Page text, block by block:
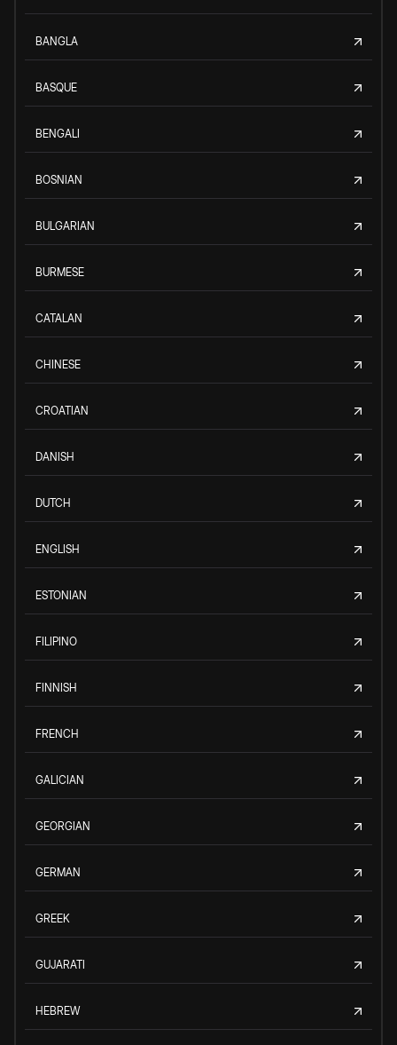
BANGLA
BASQUE
BENGALI
BOSNIAN
BULGARIAN
BURMESE
CATALAN
CHINESE
CROATIAN
DANISH
DUTCH
ENGLISH
ESTONIAN
FILIPINO
FINNISH
FRENCH
GALICIAN
GEORGIAN
GERMAN
GREEK
GUJARATI
HEBREW